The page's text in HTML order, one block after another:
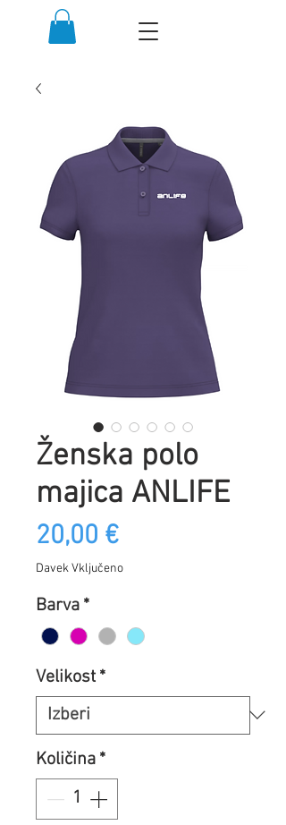
Ženska polo
majica ANLIFE
20,00 €Price
Davek Vključeno
Barva *
Velikost *
Količina *